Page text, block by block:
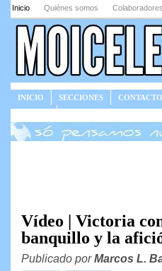
Inicio Quiénes somos Colaboradores
INICIO SECCIONES CONTACTO
Vídeo | Victoria
banquillo y la
Publicado porMarcos L.